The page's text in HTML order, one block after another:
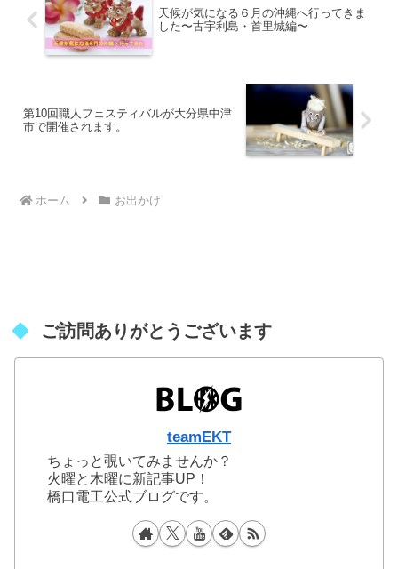
天候が気になる６月の沖縄へ行ってきま
した〜古宇利島・首里城編〜
第10回職人フェスティバルが大分県中津
市で開催されます。
ホーム お出かけ
ご訪問ありがとうございます
teamEKT
ちょっと覗いてみませんか？
火曜と木曜に新記事UP！
橋口電工公式ブログです。